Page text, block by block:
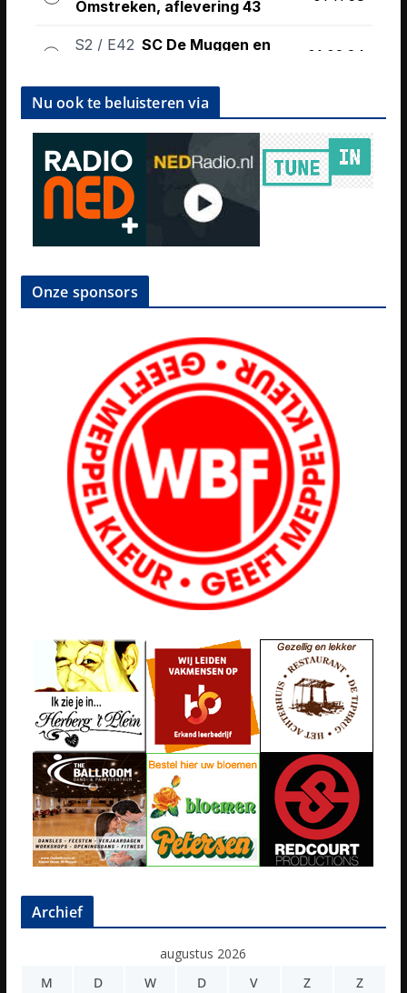
Nu ook te beluisteren via
Onze sponsors
Archief
augustus 2026
M
D W D V Z Z